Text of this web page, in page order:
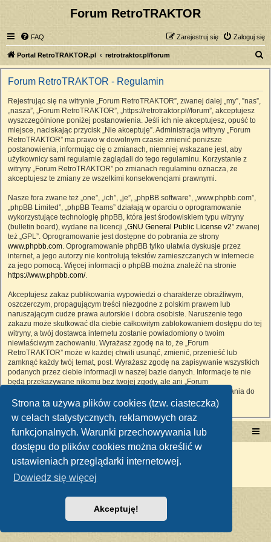
Strona ta używa plików cookies (tzw. ciasteczka)
w celach statystycznych, reklamowych oraz
funkcjonalnych. Warunki przechowywania lub
dostępu do plików cookies można określić w
ustawieniach przeglądarki internetowej.
Dowiedz się więcej
Akceptuję!
Forum RetroTRAKTOR
FAQ Zaloguj się
Zarejestruj się
Portal RetroTRAKTOR.pl retrotraktor.pl/forum
z
Forum RetroTRAKTOR - Regulamin
Rejestrując się na witrynie „Forum RetroTRAKTOR”, zwanej dalej „my”, ”nas”,
„nasza”, „Forum RetroTRAKTOR”, „https://retrotraktor.pl//forum”, akceptujesz
wyszczególnione poniżej postanowienia. Jeśli ich nie akceptujesz, opuść to
miejsce, naciskając przycisk „Nie akceptuję”. Administracja witryny „Forum
RetroTRAKTOR” ma prawo w dowolnym czasie zmienić poniższe
postanowienia, informując cię o zmianach, niemniej wskazane jest, aby
użytkownicy sami regularnie zaglądali do tego regulaminu. Korzystanie z
witryny „Forum RetroTRAKTOR” po zmianach regulaminu oznacza, że
akceptujesz te zmiany ze wszelkimi konsekwencjami prawnymi.
Nasze fora zwane też „one”, „ich”, „je”, „phpBB software”, „www.phpbb.com”,
„phpBB Limited”, „phpBB Teams” działają w oparciu o oprogramowanie
wykorzystujące technologię phpBB, która jest środowiskiem typu witryny
(bulletin board), wydane na licencji „GNU General Public License v2” zwanej
też „GPL”. Oprogramowanie jest dostępne do pobrania ze strony
www.phpbb.com. Oprogramowanie phpBB tylko ułatwia dyskusje przez
internet, a jego autorzy nie kontrolują tekstów zamieszczanych w internecie
za jego pomocą. Więcej informacji o phpBB można znaleźć na stronie
https://www.phpbb.com/.
Akceptujesz zakaz publikowania wypowiedzi o charakterze obraźliwym,
oszczerczym, propagującym treści niezgodne z polskim prawem lub
naruszającym cudze prawa autorskie i dobra osobiste. Naruszenie tego
zakazu może skutkować dla ciebie całkowitym zablokowaniem dostępu do tej
witryny, a twój dostawca internetu zostanie powiadomiony o twoim
niewłaściwym zachowaniu. Wyrażasz zgodę na to, że „Forum
RetroTRAKTOR” może w każdej chwili usunąć, zmienić, przenieść lub
zamknąć każdy twój temat, post. Wyrażasz zgodę na zapisywanie wszystkich
podanych przez ciebie informacji w naszej bazie danych. Informacje te nie
będą przekazywane nikomu bez twojej zgody, ale ani „Forum
RetroTRAKTOR”, ani phpBB nie ponosi odpowiedzialności za włamania do
witryny, podczas których może dojść do kradzieży danych.
Portal RetroTRAKTOR.pl retrotraktor.pl/forum
Technologię dostarcza
Polski pakiet językowy dostarczaphpBB.pl
Zasady ochrony danych osobowych